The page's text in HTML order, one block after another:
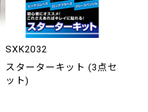
SXK2032
スターターキット (3点セ
ット)